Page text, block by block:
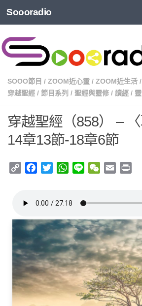
Soooradio
SOOO節目 / ZOOM近心靈 / ZOOM近生活 /
穿越聖經 / 節目系列 / 聖經與靈修 / 讀經 /
穿越聖經（858） – 〈
14章13節-18章6節
Copy
Facebook
TwitterWhatsApp
Line WeChat
Email